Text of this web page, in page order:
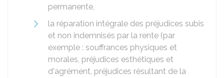
permanente,
la réparation intégrale des préjudices subis
et non indemnisés par la rente (par
exemple : souffrances physiques et
morales, préjudices esthétiques et
d'agrément, préjudices résultant de la